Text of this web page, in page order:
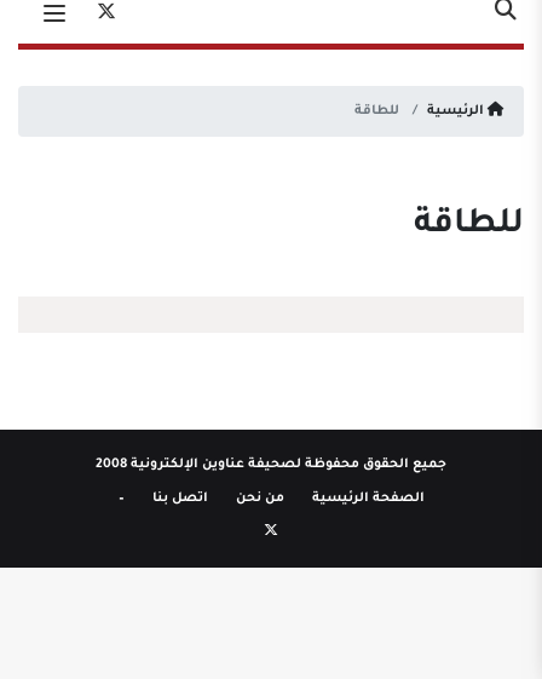
الرئيسية للطاقة
للطاقة
جميع الحقوق محفوظة لصحيفة عناوين الإلكترونية 2008
الصفحة الرئيسية من نحن اتصل بنا –